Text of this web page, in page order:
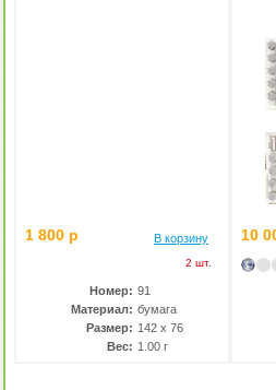
1 800 р В корзину
2 шт.
Номер: 91
Материал: бумага
Размер: 142 х 76
Вес: 1.00 г
10